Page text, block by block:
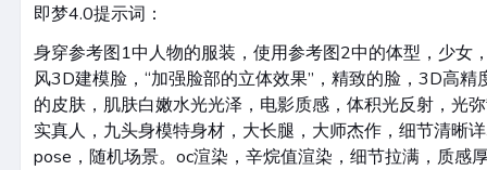
即梦4.0提示词：
身穿参考图1中人物的服装，使用参考图2中的体型，少女
风3D建模脸，“加强脸部的立体效果”，精致的脸，3D高
的皮肤，肌肤白嫩水光光泽，电影质感，体积光反射，光
实真人，九头身模特身材，大长腿，大师杰作，细节清晰
pose，随机场景。oc渲染，辛烷值渲染，细节拉满，质感